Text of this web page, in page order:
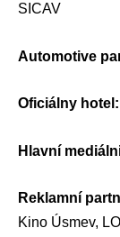
SICAV
Automotive
Oficiálny hotel:
Hlavní
Reklamní
Kino Úsmev,